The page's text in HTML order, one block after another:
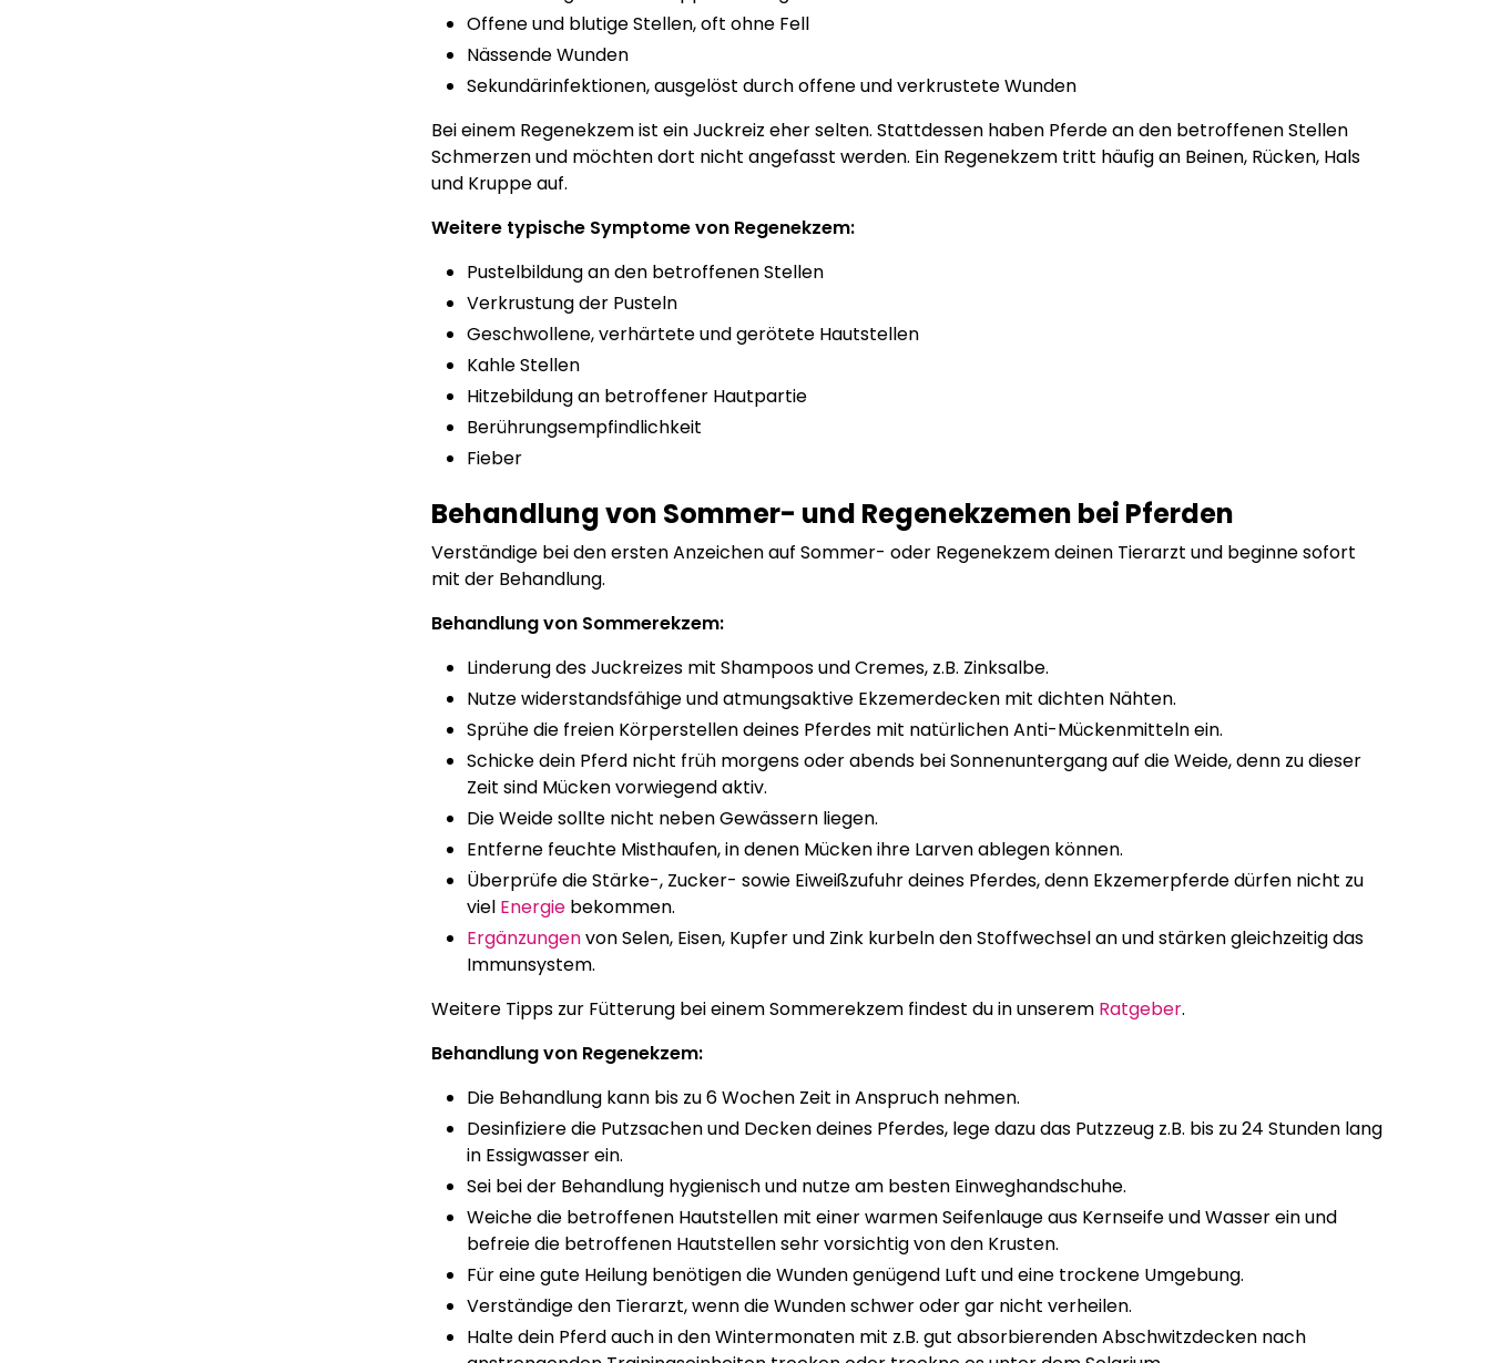
Offene und blutige Stellen, oft ohne Fell
Nässende Wunden
Sekundärinfektionen, ausgelöst durch offene und verkrustete Wunden
Bei einem Regenekzem ist ein Juckreiz eher selten. Stattdessen haben Pferde an den betroffenen Stellen
Schmerzen und möchten dort nicht angefasst werden. Ein Regenekzem tritt häufig an Beinen, Rücken, Hals
und Kruppe auf.
Weitere typische Symptome von Regenekzem:
Pustelbildung an den betroffenen Stellen
Verkrustung der Pusteln
Geschwollene, verhärtete und gerötete Hautstellen
Kahle Stellen
Hitzebildung an betroffener Hautpartie
Berührungsempfindlichkeit
Fieber
Behandlung von Sommer- und Regenekzemen bei Pferden
Verständige bei den ersten Anzeichen auf Sommer- oder Regenekzem deinen Tierarzt und beginne sofort
mit der Behandlung.
Behandlung von Sommerekzem:
Linderung des Juckreizes mit Shampoos und Cremes, z.B. Zinksalbe.
Nutze widerstandsfähige und atmungsaktive Ekzemerdecken mit dichten Nähten.
Sprühe die freien Körperstellen deines Pferdes mit natürlichen Anti-Mückenmitteln ein.
Schicke dein Pferd nicht früh morgens oder abends bei Sonnenuntergang auf die Weide, denn zu dieser
Zeit sind Mücken vorwiegend aktiv.
Die Weide sollte nicht neben Gewässern liegen.
Entferne feuchte Misthaufen, in denen Mücken ihre Larven ablegen können.
Überprüfe die Stärke-, Zucker- sowie Eiweißzufuhr deines Pferdes, denn Ekzemerpferde dürfen nicht zu
viel Energie bekommen.
Ergänzungenvon Selen, Eisen, Kupfer und Zink kurbeln den Stoffwechsel an und stärken gleichzeitig das
Immunsystem.
Weitere Tipps zur Fütterung bei einem Sommerekzem findest du in unserem Ratgeber.
Behandlung von Regenekzem:
Die Behandlung kann bis zu 6 Wochen Zeit in Anspruch nehmen.
Desinfiziere die Putzsachen und Decken deines Pferdes, lege dazu das Putzzeug z.B. bis zu 24 Stunden lang
in Essigwasser ein.
Sei bei der Behandlung hygienisch und nutze am besten Einweghandschuhe.
Weiche die betroffenen Hautstellen mit einer warmen Seifenlauge aus Kernseife und Wasser ein und
befreie die betroffenen Hautstellen sehr vorsichtig von den Krusten.
Für eine gute Heilung benötigen die Wunden genügend Luft und eine trockene Umgebung.
Verständige den Tierarzt, wenn die Wunden schwer oder gar nicht verheilen.
Halte dein Pferd auch in den Wintermonaten mit z.B. gut absorbierenden Abschwitzdecken nach